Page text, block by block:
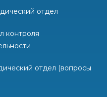
отдел
контроля
отдел (вопросы